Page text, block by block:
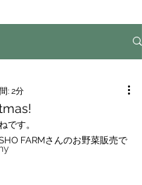
: 2分
です。
FARMさんのお野菜販売で